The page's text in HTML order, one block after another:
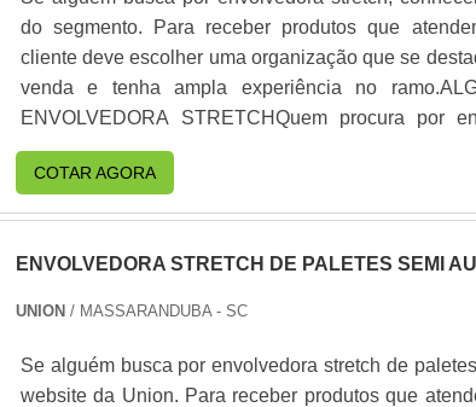
do segmento. Para receber produtos que
cliente deve escolher uma organização que se
venda e tenha ampla experiência no
ENVOLVEDORA STRETCHQuem procura por
empresa que preza pela segurança, chega até a
focado em envolvedora de paletes e esteira
companhia disponibiliza tudo o que há de mais
pelos produtos e serviços com ótima qualidade e
companhias especializadas no segmento. Esse tipo
qualidade e durabilidade dos materiais,
COTAR AGORA
ENVOLVEDORA STRETCH DE PALETES SEMI
UNION / MASSARANDUBA - SC
Se alguém busca por envolvedora stretch de
website da Union. Para receber produtos que